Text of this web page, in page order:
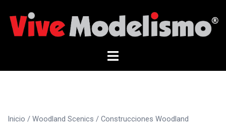
contenido
Alternar
Inicio / Woodland Scenics / Construcciones Woodland